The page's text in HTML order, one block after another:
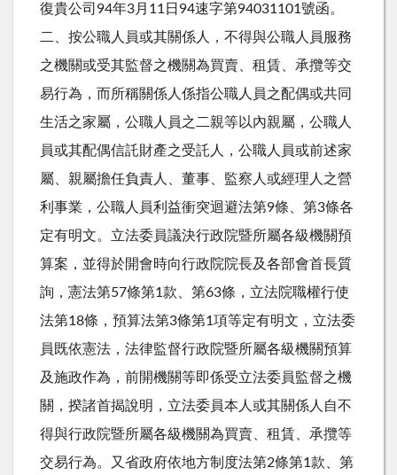
復貴公司94年3月11日94速字第94031101號函。
二、按公職人員或其關係人，不得與公職人員服務
之機關或受其監督之機關為買賣、租賃、承攬等交
易行為，而所稱關係人係指公職人員之配偶或共同
生活之家屬，公職人員之二親等以內親屬，公職人
員或其配偶信託財產之受託人，公職人員或前述家
屬、親屬擔任負責人、董事、監察人或經理人之營
利事業，公職人員利益衝突迴避法第9條、第3條各
定有明文。立法委員議決行政院暨所屬各級機關預
算案，並得於開會時向行政院院長及各部會首長質
詢，憲法第57條第1款、第63條，立法院職權行使
法第18條，預算法第3條第1項等定有明文，立法委
員既依憲法，法律監督行政院暨所屬各級機關預算
及施政作為，前開機關等即係受立法委員監督之機
關，揆諸首揭說明，立法委員本人或其關係人自不
得與行政院暨所屬各級機關為買賣、租賃、承攬等
交易行為。又省政府依地方制度法第2條第1款、第